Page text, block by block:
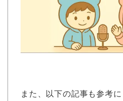
また、以下の記事も参考